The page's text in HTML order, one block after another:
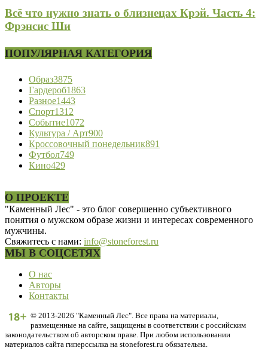
Всё что нужно знать о близнецах Крэй. Часть 4:
Фрэнсис Ши
ПОПУЛЯРНАЯ КАТЕГОРИЯ
Образ3875
Гардероб1863
Разное1443
Спорт1312
Событие1072
Культура / Арт900
Кроссовочный понедельник891
Футбол749
Кино429
О ПРОЕКТЕ
"Каменный Лес" - это блог совершенно субъективного
понятия о мужском образе жизни и интересах современного
мужчины.
Свяжитесь с нами: info@stoneforest.ru
МЫ В СОЦСЕТЯХ
О нас
Авторы
Контакты
© 2013-2026 "Каменный Лес". Все права на материалы,
размещенные на сайте, защищены в соответствии с российским
законодательством об авторском праве. При любом использовании
материалов сайта гиперссылка на stoneforest.ru обязательна.